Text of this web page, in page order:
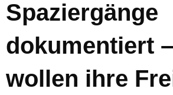
Spaziergänge
dokumentiert
wollen ihre